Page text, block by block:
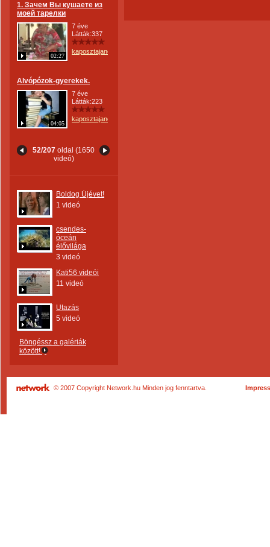
1. Зачем Вы кушаете из
моей тарелки
02:27
7 éve
Látták:337
kaposztajanos
Alvópózok-gyerekek.
04:05
7 éve
Látták:223
kaposztajanos
52/207 oldal (1650
videó)
Boldog Újévet!
1 videó
csendes-
óceán
élővilága
3 videó
Kati56 videói
11 videó
Utazás
5 videó
Böngéssz a galériák
között!
© 2007 Copyright Network.hu Minden jog fenntartva.